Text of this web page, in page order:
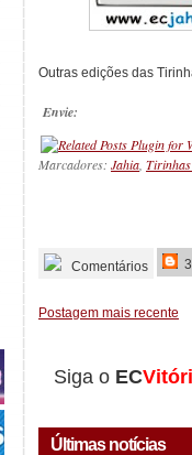
Outras edições das
Envie:
Marcadores: Jahia,
Comentários
Postagem mais recente
Siga o EC
Últimas notícias